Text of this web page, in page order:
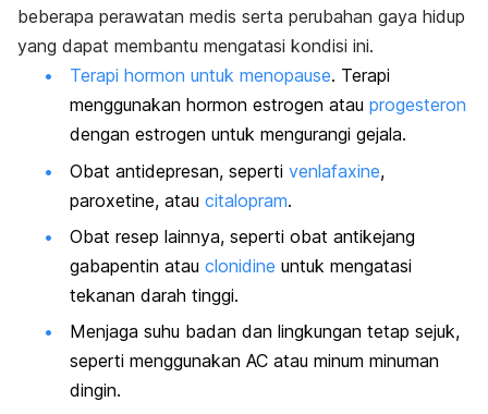
beberapa perawatan medis serta perubahan gaya hidup
yang dapat membantu mengatasi kondisi ini.
Terapi hormon untuk menopause. Terapi
menggunakan hormon estrogen atau progesteron
dengan estrogen untuk mengurangi gejala.
Obat antidepresan, seperti venlafaxine,
paroxetine, atau citalopram.
Obat resep lainnya, seperti obat antikejang
gabapentin atau clonidine untuk mengatasi
tekanan darah tinggi.
Menjaga suhu badan dan lingkungan tetap sejuk,
seperti menggunakan AC atau minum minuman
dingin.